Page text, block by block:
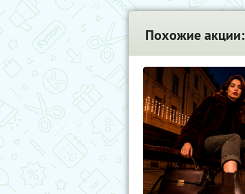
Похожие акции: